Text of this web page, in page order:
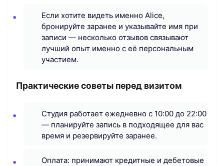
Если хотите видеть именно Alice,
бронируйте заранее и указывайте имя при
записи — несколько отзывов связывают
лучший опыт именно с её персональным
участием.
Практические советы перед визитом
Студия работает ежедневно с 10:00 до 22:00
— планируйте запись в подходящее для вас
время и резервируйте заранее.
Оплата: принимают кредитные и дебетовые